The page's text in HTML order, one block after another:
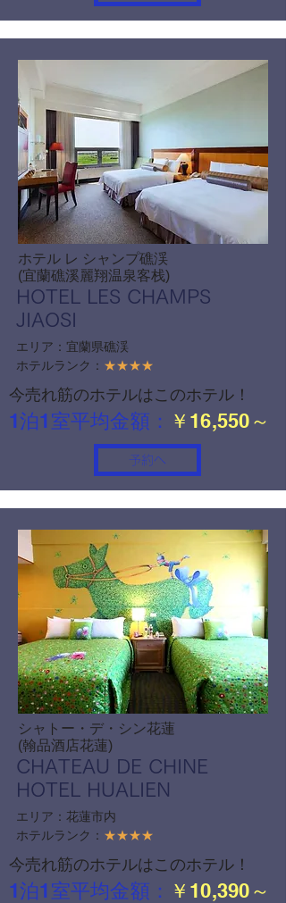
ホテル レ シャンプ礁渓
(宜蘭礁溪麗翔温泉客栈)
HOTEL LES CHAMPS
JIAOSI
エリア： 宜蘭県礁渓
ホテルランク： ★★★★
今売れ筋のホテルはこのホテル！
1泊1室平均金額： ￥16,550～
予約へ
シャトー・デ・シン花蓮
(翰品酒店花蓮)
CHATEAU DE CHINE
HOTEL HUALIEN
エリア：花蓮市内
ホテルランク： ★★★★
今売れ筋のホテルはこのホテル！
​1泊1室平均金額： ￥10,390～